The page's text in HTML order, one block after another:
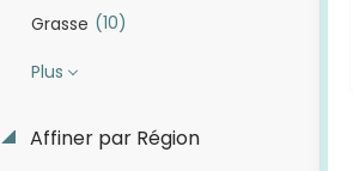
Grasse (10)
Plus
Affiner par Région